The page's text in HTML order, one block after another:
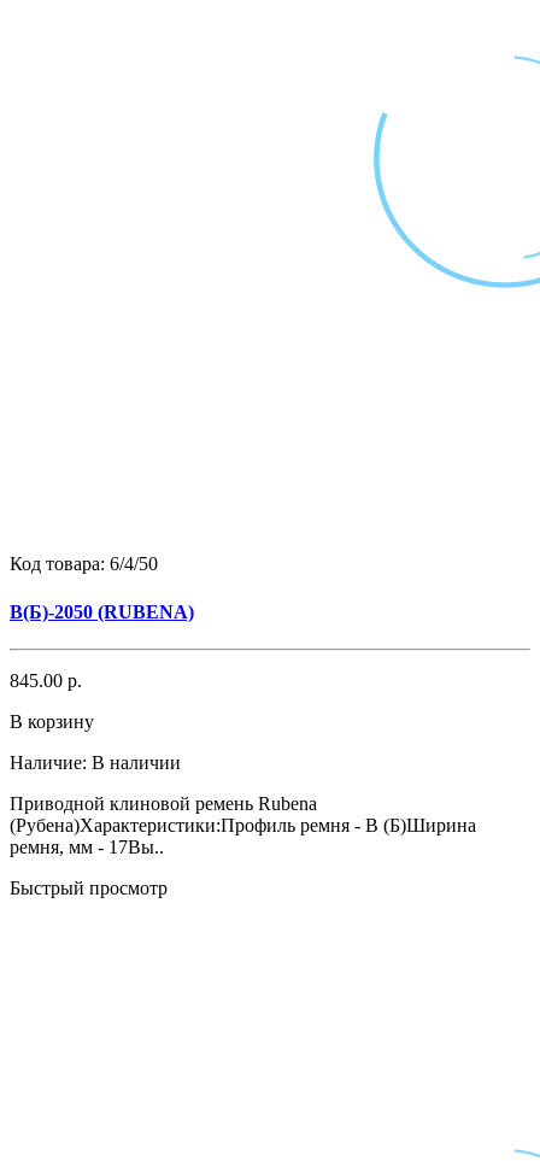
Код товара: 6/4/50
B(Б)-2050 (RUBENA)
845.00 р.
В корзину
Наличие: В наличии
Приводной клиновой ремень Rubena
(Рубена)Характеристики:Профиль ремня - B (Б)Ширина
ремня, мм - 17Вы..
Быстрый просмотр